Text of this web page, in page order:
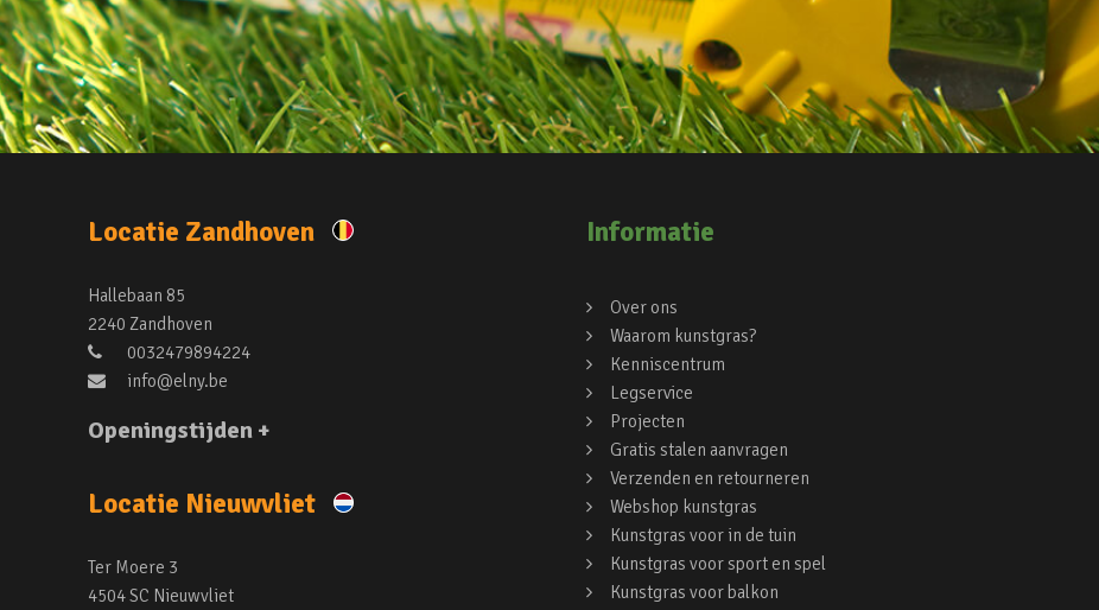
Locatie Zandhoven
Hallebaan 85
2240 Zandhoven
0032479894224
info@elny.be
Openingstijden +
Locatie Nieuwvliet
Ter Moere 3
4504 SC Nieuwvliet
Informatie
Over ons
Waarom kunstgras?
Kenniscentrum
Legservice
Projecten
Gratis stalen aanvragen
Verzenden en retourneren
Webshop kunstgras
Kunstgras voor in de tuin
Kunstgras voor sport en spel
Kunstgras voor balkon